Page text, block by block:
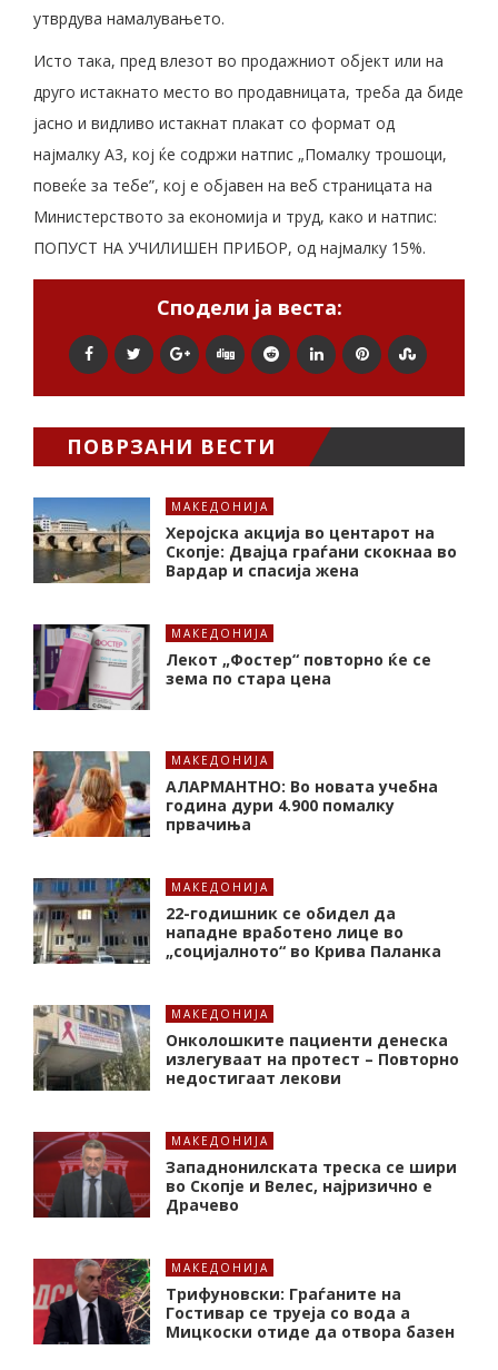
утврдува намалувањето.
Исто така, пред влезот во продажниот објект или на
друго истакнато место во продавницата, треба да биде
јасно и видливо истакнат плакат со формат од
најмалку А3, кој ќе содржи натпис „Помалку трошоци,
повеќе за тебе”, кој е објавен на веб страницата на
Министерството за економија и труд, како и натпис:
ПОПУСТ НА УЧИЛИШЕН ПРИБОР, од најмалку 15%.
Сподели ја веста:
ПОВРЗАНИ ВЕСТИ
МАКЕДОНИЈА
Херојска акција во центарот на
Скопје: Двајца граѓани скокнаа во
Вардар и спасија жена
МАКЕДОНИЈА
Лекот „Фостер“ повторно ќе се
зема по стара цена
МАКЕДОНИЈА
АЛАРМАНТНО: Во новата учебна
година дури 4.900 помалку
првачиња
МАКЕДОНИЈА
22-годишник се обидел да
нападне вработено лице во
„социјалното“ во Крива Паланка
МАКЕДОНИЈА
Онколошките пациенти денеска
излегуваат на протест – Повторно
недостигаат лекови
МАКЕДОНИЈА
Западнонилската треска се шири
во Скопје и Велес, најризично е
Драчево
МАКЕДОНИЈА
Трифуновски: Граѓаните на
Гостивар се труеја со вода а
Мицкоски отиде да отвора базен